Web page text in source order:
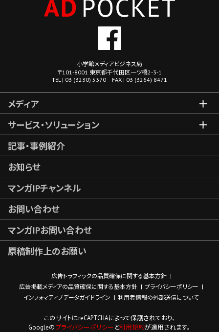
小学館メディアビジネス局
〒101-8001 東京都千代田区一ツ橋2-3-1
TEL | 03 (3230) 5370 FAX | 03 (3264) 8471
メディア
サービス・ソリューション
記事・事例紹介
お知らせ
マンガIPチャンネル
お問い合わせ
マンガIPお問い合わせ
原稿制作上のお願い
広告トラフィックの品質確保に関する基本方針
広告掲載メディアの品質確保に関する基本方針
プライバシーポリシー
インフォマティブデータガイドライン
利用者情報の外部送信について
このサイトはreCAPTCHAによって保護されており、
Googleのプライバシーポリシー と利用規約が適用されます。